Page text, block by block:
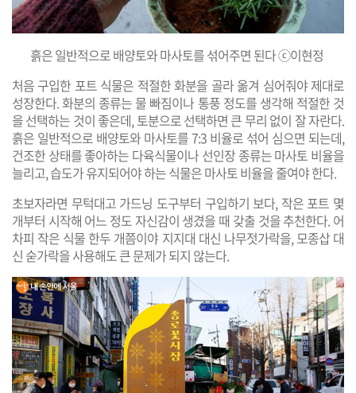
흙은 일반적으로 배양토와 마사토를 섞어주면 된다 ⓒ이현정
처음 구입한 포트 식물은 적절한 화분을 골라 옮겨 심어줘야 제대로
성장한다. 화분의 종류는 물 빠짐이나 통풍 정도를 생각해 적절한 것
을 선택하는 것이 좋은데, 토분으로 선택하면 큰 무리 없이 잘 자란다.
흙은 일반적으로 배양토와 마사토를 7:3 비율로 섞어 심으면 되는데,
건조한 상태를 좋아하는 다육식물이나 선인장 종류는 마사토 비율을
늘리고, 습도가 유지되어야 하는 식물은 마사토 비율을 줄여야 한다.​
초보자라면 무턱대고 가드닝 도구부터 구입하기 보다, 작은 포트 몇
개부터 시작해 어느 정도 자신감이 생겼을 때 갖출 것을 추천한다. 어
차피 작은 식물 한두 개쯤이야 지지대 대신 나무젓가락을, 모종삽 대
신 숟가락을 사용해도 큰 문제가 되지 않는다.